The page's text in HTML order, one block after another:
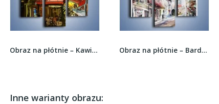
Obraz na płótnie – Kawiarenka na rogu –... Obraz na płótnie – Bardzo blisko siebie –...
Inne warianty obrazu: